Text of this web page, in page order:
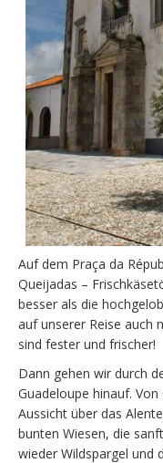
Auf dem Praça da
Queijadas –
besser als die
auf unserer Reise auch
sind fester und frischer!
Dann gehen wir durch
Guadeloupe hinauf.
Aussicht über das
bunten Wiesen, die
wieder Wildspargel und